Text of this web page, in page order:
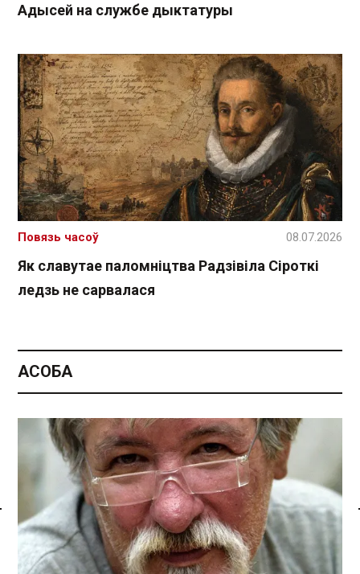
Спасылка без VPN
Адысей на службе дыктатуры
Як славутае паломніцтва Радзівіла Сіроткі
ледзь не сарвалася
Повязь часоў 08.07.2026
АСОБА